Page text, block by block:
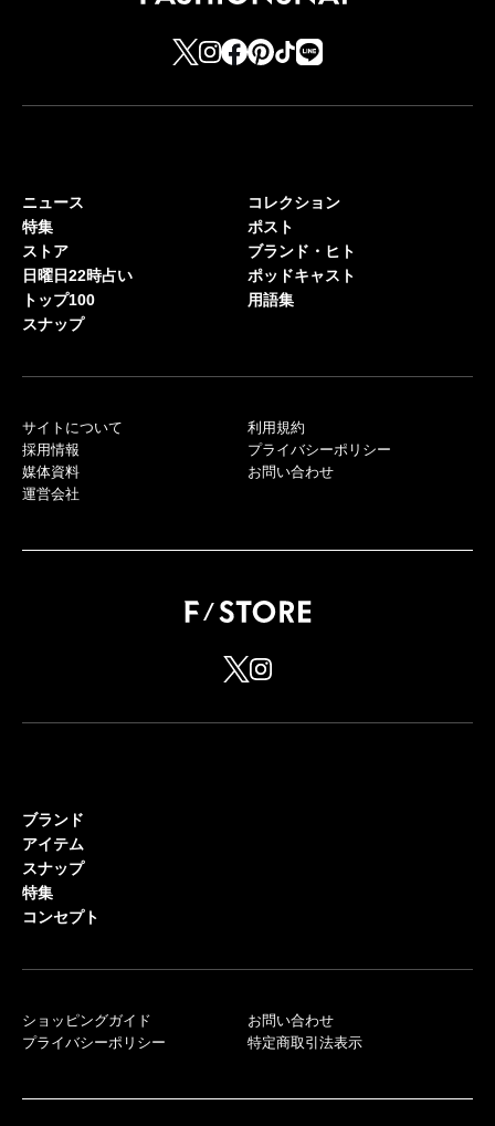
ニュース
特集
ストア
日曜日22時占い
トップ100
スナップ
コレクション
ポスト
ブランド・ヒト
ポッドキャスト
用語集
サイトについて
採用情報
媒体資料
運営会社
利用規約
プライバシーポリシー
お問い合わせ
ブランド
アイテム
スナップ
特集
コンセプト
ショッピングガイド
プライバシーポリシー
お問い合わせ
特定商取引法表示